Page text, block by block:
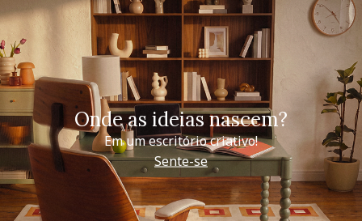
Onde as ideias nascem?
Em um escritório criativo!
Sente-se